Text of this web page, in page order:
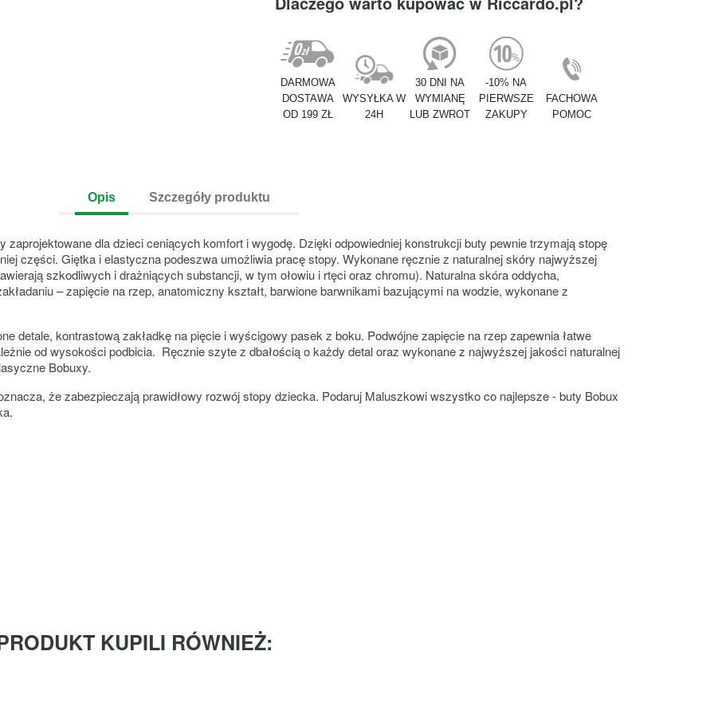
DARMOWA
DOSTAWA
OD 199 ZŁ
WYSYŁKA W
24H
30 DNI NA
WYMIANĘ
LUB ZWROT
-10% NA
PIERWSZE
ZAKUPY
FACHOWA
POMOC
Opis Szczegóły produktu
zaprojektowane dla dzieci ceniących komfort i wygodę. Dzięki odpowiedniej konstrukcji buty pewnie trzymają stopę
części. Giętka i elastyczna podeszwa umożliwia pracę stopy. Wykonane ręcznie z naturalnej skóry najwyższej
szkodliwych i drażniących substancji, w tym ołowiu i rtęci oraz chromu). Naturalna skóra oddycha,
– zapięcie na rzep, anatomiczny kształt, barwione barwnikami bazującymi na wodzie, wykonane z
detale, kontrastową zakładkę na pięcie i wyścigowy pasek z boku. Podwójne zapięcie na rzep zapewnia łatwe
od wysokości podbicia. Ręcznie szyte z dbałością o każdy detal oraz wykonane z najwyższej jakości naturalnej
Bobuxy.
że zabezpieczają prawidłowy rozwój stopy dziecka. Podaruj Maluszkowi wszystko co najlepsze - buty Bobux
KUPILI RÓWNIEŻ: